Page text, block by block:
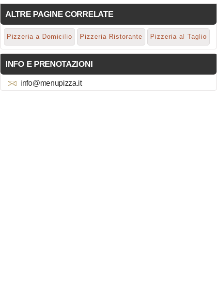
ALTRE PAGINE CORRELATE
Pizzeria a Domicilio Pizzeria Ristorante Pizzeria al Taglio
INFO E PRENOTAZIONI
info@menupizza.it